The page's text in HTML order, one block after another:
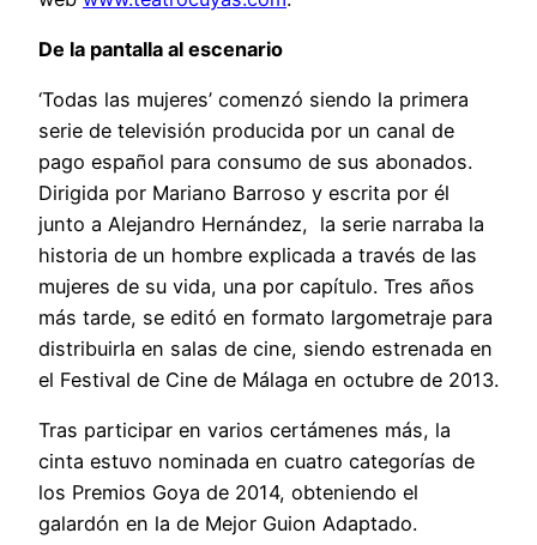
De la pantalla al escenario
‘Todas las mujeres’ comenzó siendo la primera
serie de televisión producida por un canal de
pago español para consumo de sus abonados.
Dirigida por Mariano Barroso y escrita por él
junto a Alejandro Hernández, la serie narraba la
historia de un hombre explicada a través de las
mujeres de su vida, una por capítulo. Tres años
más tarde, se editó en formato largometraje para
distribuirla en salas de cine, siendo estrenada en
el Festival de Cine de Málaga en octubre de 2013.
Tras participar en varios certámenes más, la
cinta estuvo nominada en cuatro categorías de
los Premios Goya de 2014, obteniendo el
galardón en la de Mejor Guion Adaptado.